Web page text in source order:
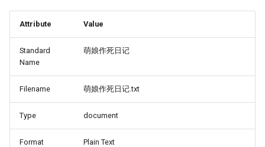
Attribute Value
Standard
Name
萌娘作死日记
Filename 萌娘作死日记.txt
Type document
Format Plain Text